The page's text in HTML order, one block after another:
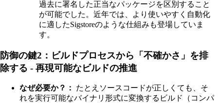
過去に署名した正当なパッケージを区別すること
が可能でした。近年では、より使いやすく自動化
に適したSigstoreのような仕組みも登場していま
す。
防御の鍵2：ビルドプロセスから「不確かさ」を排
除する - 再現可能なビルドの推進
なぜ必要か？：
たとえソースコードが正しくても、そ
れを実行可能なバイナリ形式に変換するビルド（コンパ